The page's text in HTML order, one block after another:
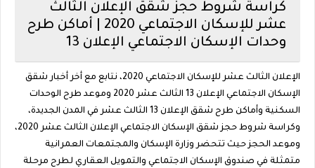
كراسة شروط حجز شقق الإعلان الثالث
عشر للإسكان الاجتماعي 2020 | أماكن طرح
وحدات الإسكان الاجتماعي الإعلان 13
الإعلان الثالث عشر للإسكان الاجتماعي 2020، نتابع مع أخر أخبار شقق
الإسكان الاجتماعي الإعلان 13 الثالث عشر 2020 وموعد طرح الوحدات
السكنية وأماكن طرح شقق الإعلان 13 الثالث عشر في المدن الجديدة،
وكراسة شروط حجز شقق الإسكان الاجتماعي الإعلان الثالث عشر 2020،
وموعد الحجز حيث تتحضر وزارة الإسكان والمجتمعات العمرانية
متمثلة في صندوق الإسكان الاجتماعي والتمويل العقاري لطرح مرحلة